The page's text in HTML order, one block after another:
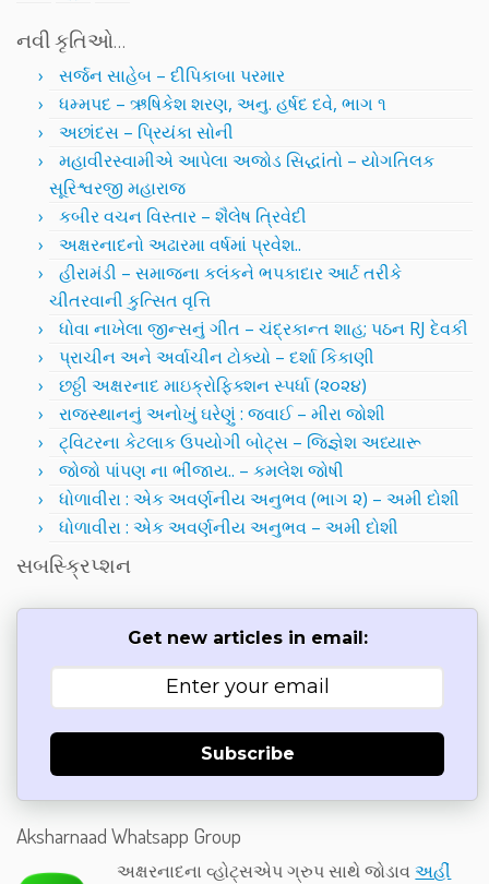
નવી કૃતિઓ…
સર્જન સાહેબ – દીપિકાબા પરમાર
ધમ્મપદ – ઋષિકેશ શરણ, અનુ. હર્ષદ દવે, ભાગ ૧
અછાંદસ – પ્રિયંકા સોની
મહાવીરસ્વામીએ આપેલા અજોડ સિદ્ધાંતો – યોગતિલક
સૂરિશ્વરજી મહારાજ
કબીર વચન વિસ્તાર – શૈલેષ ત્રિવેદી
અક્ષરનાદનો અઢારમા વર્ષમાં પ્રવેશ..
હીરામંડી – સમાજના કલંકને ભપકાદાર આર્ટ તરીકે
ચીતરવાની કુત્સિત વૃત્તિ
ધોવા નાખેલા જીન્સનું ગીત – ચંદ્રકાન્ત શાહ; પઠન RJ દેવકી
પ્રાચીન અને અર્વાચીન ટોક્યો – દર્શા કિકાણી
છઠ્ઠી અક્ષરનાદ માઇક્રોફિક્શન સ્પર્ધા (૨૦૨૪)
રાજસ્થાનનું અનોખું ઘરેણું : જવાઈ – મીરા જોશી
ટ્વિટરના કેટલાક ઉપયોગી બોટ્સ – જિજ્ઞેશ અધ્યારૂ
જોજો પાંપણ ના ભીંજાય.. – કમલેશ જોષી
ધોળાવીરા : એક અવર્ણનીય અનુભવ (ભાગ ૨) – અમી દોશી
ધોળાવીરા : એક અવર્ણનીય અનુભવ – અમી દોશી
સબસ્ક્રિપ્શન
Get new articles in email:
Subscribe
Aksharnaad Whatsapp Group
અક્ષરનાદના વ્હોટ્સએપ ગ્રુપ સાથે જોડાવઅહીં